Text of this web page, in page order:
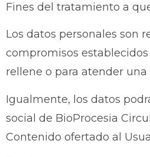
Fines del tratamiento a
Los datos personales son
compromisos
rellene o para atender
Igualmente, los datos
social de BioProcesia
Contenido ofertado al